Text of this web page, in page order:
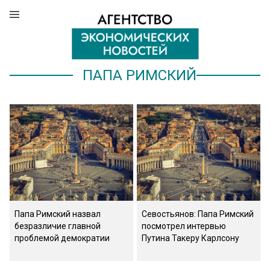
ПАПА РИМСКИЙ
Папа Римский назвал
безразличие главной
проблемой демократии
Севостьянов: Папа Римский
посмотрел интервью
Путина Такеру Карлсону